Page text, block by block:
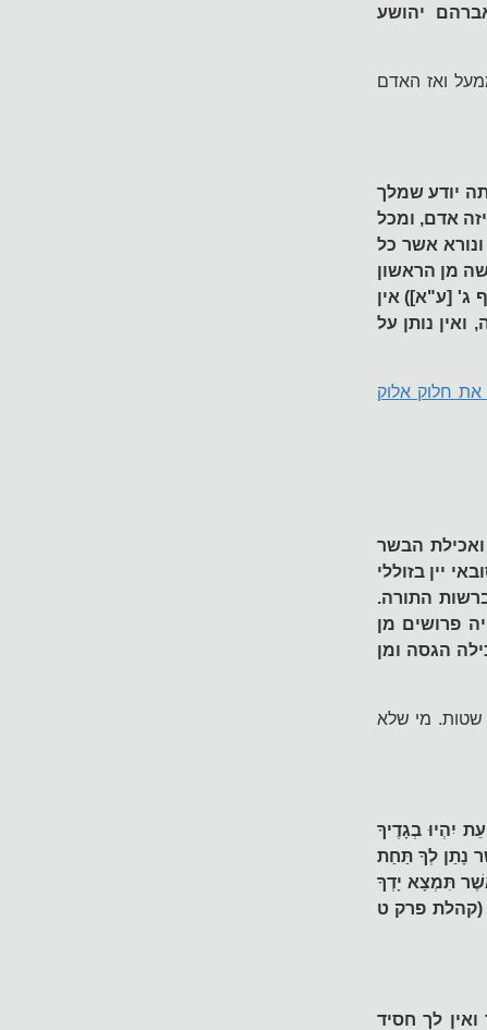
יהושע
ואז האדם
יודע שמלך
אדם, ומכל
אשר כל
מן הראשון
ג' [ע"א]) אין
נותן על
חלוק אלוק
הבשר
יין בזוללי
התורה.
פרושים מן
הגסה ומן
שטות. מי שלא
יִהְיוּ בְגָדֶיךָ
נָתַן לְךָ תַּחַת
תִּמְצָא יָדְךָ
פרק ט
לך חסיד